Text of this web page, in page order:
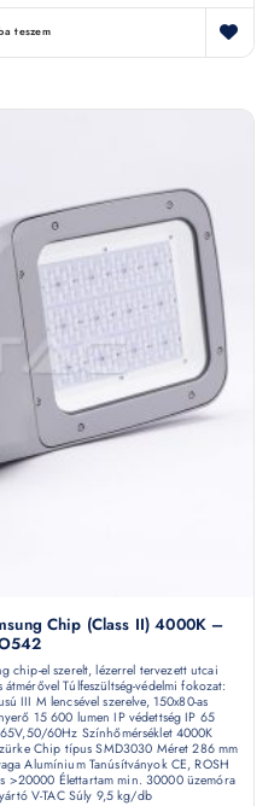
teszem
Chip (Class II) 4000K –
chip-el szerelt, lézerrel tervezett utcai
Túlfeszültség-védelmi fokozat:
III M lencsével szerelve, 150x80-as
15 600 lumen IP védettség IP 65
60Hz Színhőmérséklet 4000K
Chip típus SMD3030 Méret 286 mm
Alumínium Tanúsítványok CE, ROSH
>20000 Élettartam min. 30000 üzemóra
V-TAC Súly 9,5 kg/db